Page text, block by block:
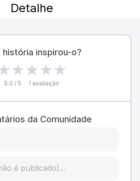
Detalhe
história inspirou-o?
★★★★
5.0 / 5 · 1 avaliação
da Comunidade